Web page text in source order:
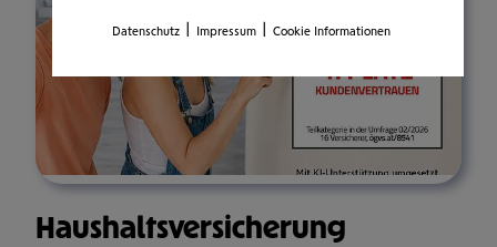
Haus­halts­ver­si­che­rung
Datenschutz Impressum Cookie Informationen